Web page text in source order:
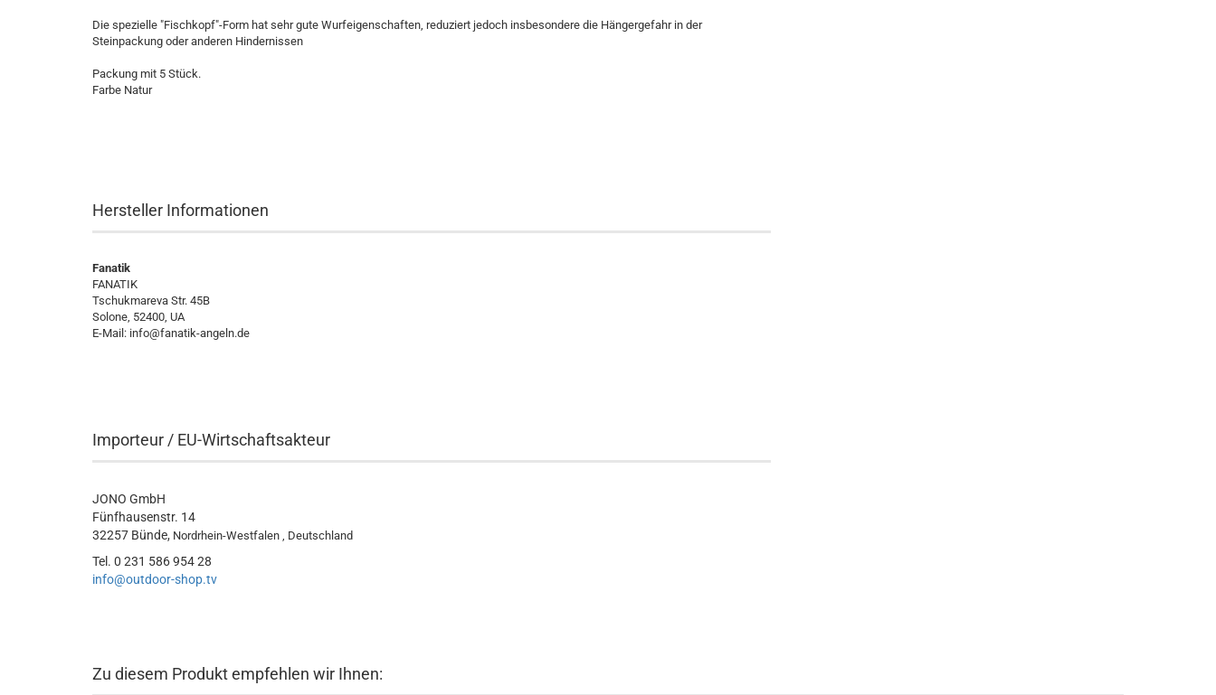
Die spezielle "Fischkopf"-Form hat sehr gute Wurfeigenschaften, reduziert jedoch insbesondere die Hängergefahr in der
Steinpackung oder anderen Hindernissen
Packung mit 5 Stück.
Farbe Natur
Hersteller Informationen
Fanatik
FANATIK
Tschukmareva Str. 45B
Solone, 52400, UA
E-Mail: info@fanatik-angeln.de
Importeur / EU-Wirtschaftsakteur
JONO GmbH
Fünfhausenstr. 14
32257 Bünde, Nordrhein-Westfalen , Deutschland
Tel. 0 231 586 954 28
info@outdoor-shop.tv
Zu diesem Produkt empfehlen wir Ihnen: